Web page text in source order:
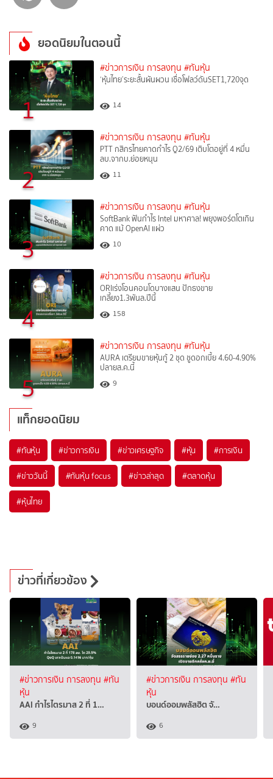
ยอดนิยมในตอนนี้
1
#ข่าวการเงิน การลงทุน #ทันหุ้น
‘หุ้นไทย’ระยะสั้นผันผวน เชื่อโฟลว์ดันSET1,720จุด
14
2
#ข่าวการเงิน การลงทุน #ทันหุ้น
PTT กสิกรไทยคาดกำไร Q2/69 เติบโตอยู่ที่ 4 หมื่น
ลบ.จากบ.ย่อยหนุน
11
3
#ข่าวการเงิน การลงทุน #ทันหุ้น
SoftBank ฟันกำไร Intel มหาศาล! พยุงพอร์ตโตเกิน
คาด แม้ OpenAI แผ่ว
10
4
#ข่าวการเงิน การลงทุน #ทันหุ้น
ORIเร่งโอนคอนโดบางแสน ปักธงขาย
เกลี้ยง1.3พันล.ปีนี้
158
5
#ข่าวการเงิน การลงทุน #ทันหุ้น
AURA เตรียมขายหุ้นกู้ 2 ชุด ชูดอกเบี้ย 4.60-4.90%
ปลายส.ค.นี้
9
แท็กยอดนิยม
#ทันหุ้น #ข่าวการเงิน #ข่าวเศรษฐกิจ #หุ้น #การเงิน
#ข่าววันนี้ #ทันหุ้น focus #ข่าวล่าสุด #ตลาดหุ้น
#หุ้นไทย
ข่าวที่เกี่ยวข้อง
#ข่าวการเงิน การลงทุน #ทัน
หุ้น
AAI กำไรไตรมาส 2 ที่ 1…
9
#ข่าวการเงิน การลงทุน #ทัน
หุ้น
บอนด์ออมพลัสฮิต จั…
6